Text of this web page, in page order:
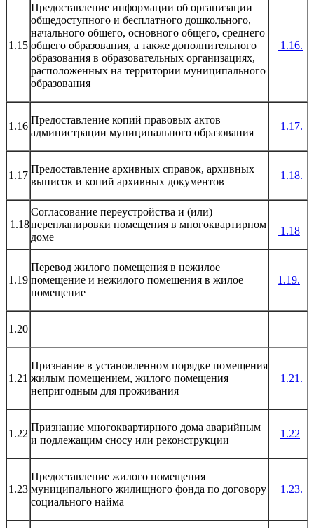
1.15
Предоставление информации об организации
общедоступного и бесплатного дошкольного,
начального общего, основного общего, среднего
общего образования, а также дополнительного
образования в образовательных организациях,
расположенных на территории муниципального
образования
1.16.
1.16
Предоставление копий правовых актов
администрации муниципального образования
1.17.
1.17
Предоставление архивных справок, архивных
выписок и копий архивных документов
1.18.
1.18
Согласование переустройства и (или)
перепланировки помещения в многоквартирном
доме
1.18
1.19
Перевод жилого помещения в нежилое
помещение и нежилого помещения в жилое
помещение
1.19.
1.20
1.21
Признание в установленном порядке помещения
жилым помещением, жилого помещения
непригодным для проживания
1.21.
1.22
Признание многоквартирного дома аварийным
и подлежащим сносу или реконструкции
1.22
1.23
Предоставление жилого помещения
муниципального жилищного фонда по договору
социального найма
1.23.